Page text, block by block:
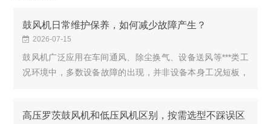
鼓风机日常维护保养，如何减少故障产生？
2026-07-15
鼓风机广泛应用在车间通风、除尘换气、设备送风等***类工
况环境中，多数设备故障的出现，并非设备本身工况短板，
高压罗茨鼓风机和低压风机区别，按需选型不踩误区